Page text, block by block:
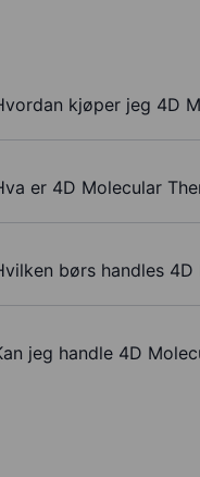
kjøper jeg 4D
er 4D Molecular
børs handles
jeg handle 4D